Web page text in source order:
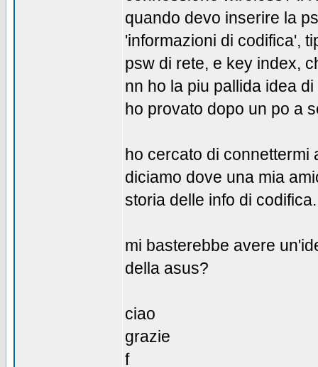
quando devo inserire la
'informazioni di codifica',
psw di rete, e key index,
nn ho la piu pallida idea
ho provato dopo un po a
ho cercato di connettermi
diciamo dove una mia
storia delle info di codifica.
mi basterebbe avere
della asus?
ciao
grazie
f